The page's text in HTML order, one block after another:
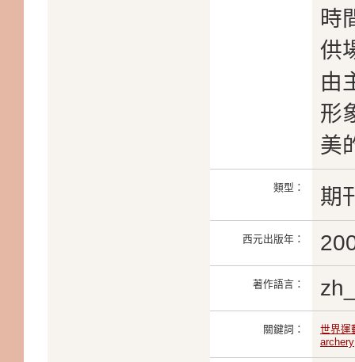
時
供
由
形
美
類型： 期
西元出版年：
著作語言：
關鍵詞：
世界運
archery